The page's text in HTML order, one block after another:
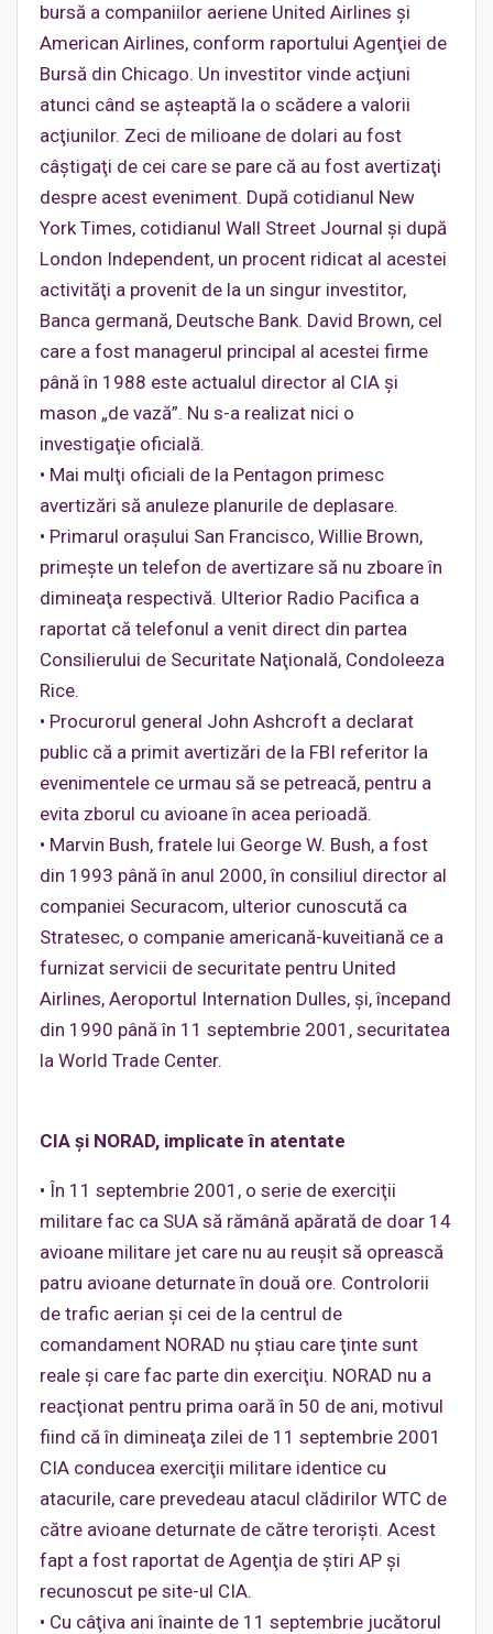
bursă a companiilor aeriene United Airlines şi
American Airlines, conform raportului Agenţiei de
Bursă din Chicago. Un investitor vinde acţiuni
atunci când se aşteaptă la o scădere a valorii
acţiunilor. Zeci de milioane de dolari au fost
câştigaţi de cei care se pare că au fost avertizaţi
despre acest eveniment. După cotidianul New
York Times, cotidianul Wall Street Journal şi după
London Independent, un procent ridicat al acestei
activităţi a provenit de la un singur investitor,
Banca germană, Deutsche Bank. David Brown, cel
care a fost managerul principal al acestei firme
până în 1988 este actualul director al CIA şi
mason „de vază”. Nu s-a realizat nici o
investigaţie oficială.
• Mai mulţi oficiali de la Pentagon primesc
avertizări să anuleze planurile de deplasare.
• Primarul oraşului San Francisco, Willie Brown,
primeşte un telefon de avertizare să nu zboare în
dimineaţa respectivă. Ulterior Radio Pacifica a
raportat că telefonul a venit direct din partea
Consilierului de Securitate Naţională, Condoleeza
Rice.
• Procurorul general John Ashcroft a declarat
public că a primit avertizări de la FBI referitor la
evenimentele ce urmau să se petreacă, pentru a
evita zborul cu avioane în acea perioadă.
• Marvin Bush, fratele lui George W. Bush, a fost
din 1993 până în anul 2000, în consiliul director al
companiei Securacom, ulterior cunoscută ca
Stratesec, o companie americană-kuveitiană ce a
furnizat servicii de securitate pentru United
Airlines, Aeroportul Internation Dulles, şi, începand
din 1990 până în 11 septembrie 2001, securitatea
la World Trade Center.
CIA şi NORAD, implicate în atentate
• În 11 septembrie 2001, o serie de exerciţii
militare fac ca SUA să rămână apărată de doar 14
avioane militare jet care nu au reuşit să oprească
patru avioane deturnate în două ore. Controlorii
de trafic aerian şi cei de la centrul de
comandament NORAD nu ştiau care ţinte sunt
reale şi care fac parte din exerciţiu. NORAD nu a
reacţionat pentru prima oară în 50 de ani, motivul
fiind că în dimineaţa zilei de 11 septembrie 2001
CIA conducea exerciţii militare identice cu
atacurile, care prevedeau atacul clădirilor WTC de
către avioane deturnate de către terorişti. Acest
fapt a fost raportat de Agenţia de ştiri AP şi
recunoscut pe site-ul CIA.
• Cu câţiva ani înainte de 11 septembrie jucătorul